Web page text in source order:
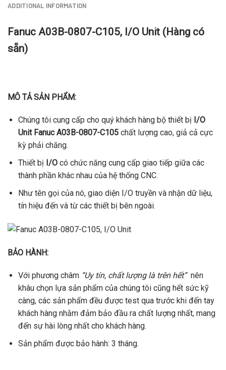
ADDITIONAL INFORMATION
Fanuc A03B-0807-C105, I/O Unit (Hàng có
sẵn)
MÔ TẢ SẢN PHẨM:
Chúng tôi cung cấp cho quý khách hàng bộ thiết bị I/O
Unit Fanuc A03B-0807-C105 chất lượng cao, giả cả cực
kỳ phải chăng.
Thiết bị I/Ocó chức năng cung cấp giao tiếp giữa các
thành phần khác nhau của hệ thống CNC.
Như tên gọi của nó, giao diện I/O truyền và nhận dữ liệu,
tín hiệu đến và từ các thiết bị bên ngoài.
BẢO HÀNH:
Với phương châm “Uy tín, chất lượng là trên hết” nên
khâu chọn lựa sản phẩm của chúng tôi cũng hết sức kỹ
càng, các sản phẩm đều được test qua trước khi đến tay
khách hàng nhằm đảm bảo đầu ra chất lượng nhất, mang
đến sự hài lòng nhất cho khách hàng.
Sản phẩm được bảo hành: 3 tháng.